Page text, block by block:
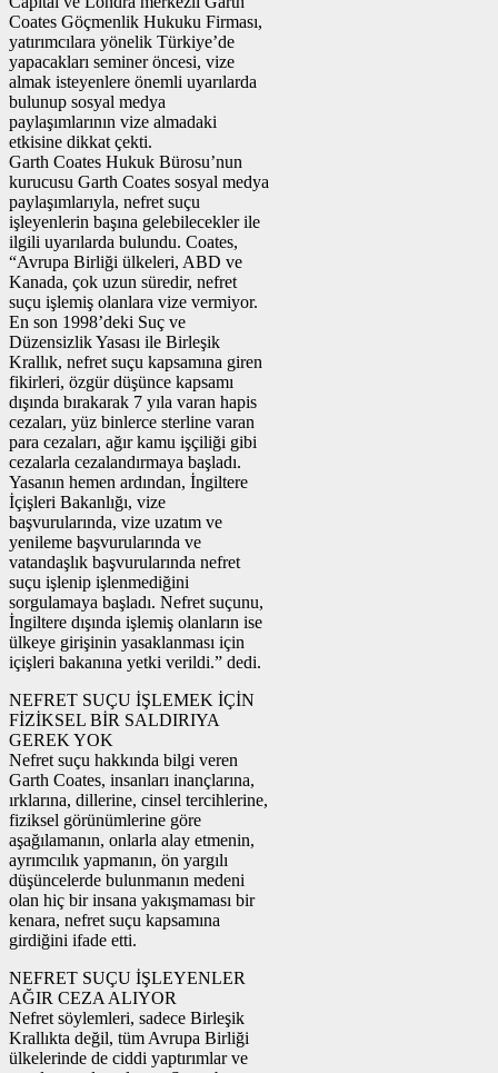
Coates Göçmenlik Hukuku Firması,
yatırımcılara yönelik Türkiye’de
yapacakları seminer öncesi, vize
almak isteyenlere önemli uyarılarda
bulunup sosyal medya
paylaşımlarının vize almadaki
etkisine dikkat çekti.
Garth Coates Hukuk Bürosu’nun
kurucusu Garth Coates sosyal medya
paylaşımlarıyla, nefret suçu
işleyenlerin başına gelebilecekler ile
ilgili uyarılarda bulundu. Coates,
“Avrupa Birliği ülkeleri, ABD ve
Kanada, çok uzun süredir, nefret
suçu işlemiş olanlara vize vermiyor.
En son 1998’deki Suç ve
Düzensizlik Yasası ile Birleşik
Krallık, nefret suçu kapsamına giren
fikirleri, özgür düşünce kapsamı
dışında bırakarak 7 yıla varan hapis
cezaları, yüz binlerce sterline varan
para cezaları, ağır kamu işçiliği gibi
cezalarla cezalandırmaya başladı.
Yasanın hemen ardından, İngiltere
İçişleri Bakanlığı, vize
başvurularında, vize uzatım ve
yenileme başvurularında ve
vatandaşlık başvurularında nefret
suçu işlenip işlenmediğini
sorgulamaya başladı. Nefret suçunu,
İngiltere dışında işlemiş olanların ise
ülkeye girişinin yasaklanması için
içişleri bakanına yetki verildi.” dedi.
NEFRET SUÇU İŞLEMEK İÇİN
FİZİKSEL BİR SALDIRIYA
GEREK YOK
Nefret suçu hakkında bilgi veren
Garth Coates, insanları inançlarına,
ırklarına, dillerine, cinsel tercihlerine,
fiziksel görünümlerine göre
aşağılamanın, onlarla alay etmenin,
ayrımcılık yapmanın, ön yargılı
düşüncelerde bulunmanın medeni
olan hiç bir insana yakışmaması bir
kenara, nefret suçu kapsamına
girdiğini ifade etti.
NEFRET SUÇU İŞLEYENLER
AĞIR CEZA ALIYOR
Nefret söylemleri, sadece Birleşik
Krallıkta değil, tüm Avrupa Birliği
ülkelerinde de ciddi yaptırımlar ve